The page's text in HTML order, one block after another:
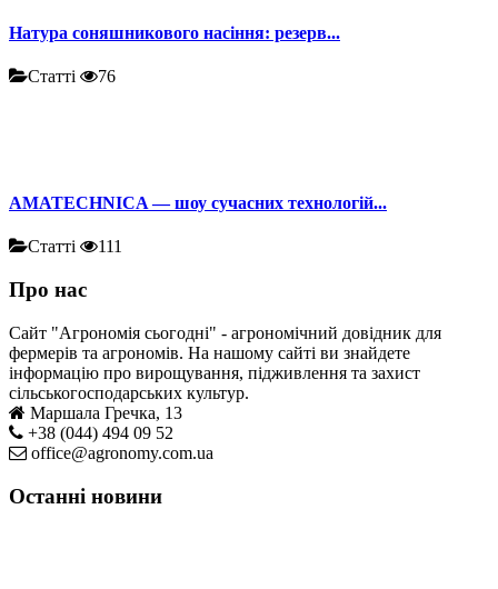
Натура соняшникового насіння: резерв...
Статті 76
AMATECHNICA — шоу сучасних технологій...
Статті 111
Про нас
Сайт "Агрономія сьогодні" - агрономічний довідник для
фермерів та агрономів. На нашому сайті ви знайдете
інформацію про вирощування, підживлення та захист
сільськогосподарських культур.
Маршала Гречка, 13
+38 (044) 494 09 52
office@agronomy.com.ua
Останні новини